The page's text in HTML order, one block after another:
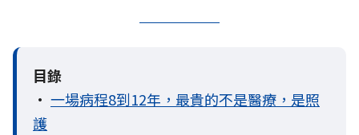
目錄
• 一場病程8到12年，最貴的不是醫療，是照
護